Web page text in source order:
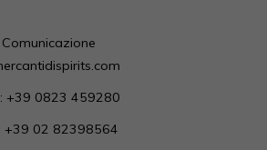
+39 0823 459280
+39 02 82398564